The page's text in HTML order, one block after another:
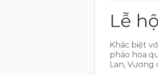
Lễ
Khác biệt
pháo hoa
Lan, Vương